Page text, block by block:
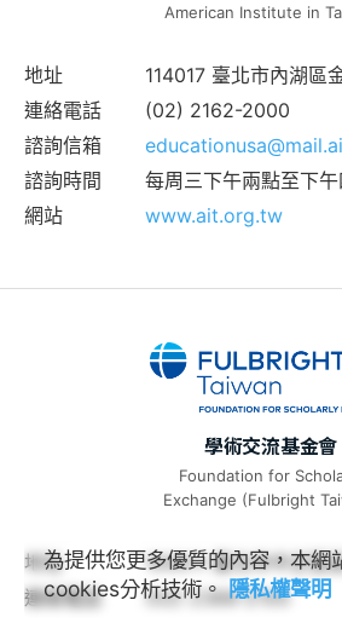
American Institute in
地址
114017 臺北市內湖區
連絡電話
(02) 2162-2000
諮詢信箱
諮詢時間
每周三下午兩點至下
網站
www.ait.org.tw
學術交流基金會
Foundation for
Exchange (Fulbright
地址
100011 臺北市中正區
連絡電話
(02) 2388-2100
為提供您更多優質的內容，本網
cookies分析技術。隱私權聲明